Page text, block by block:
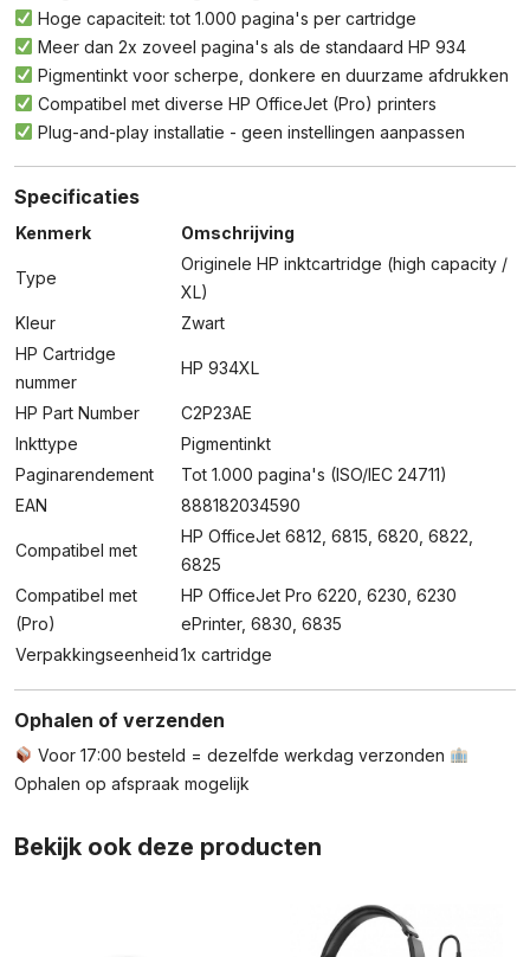
Hoge capaciteit: tot 1.000 pagina's per cartridge
Meer dan 2x zoveel pagina's als de standaard HP 934
Pigmentinkt voor scherpe, donkere en duurzame afdrukken
Compatibel met diverse HP OfficeJet (Pro) printers
Plug-and-play installatie - geen instellingen aanpassen
Specificaties
Kenmerk Omschrijving
Type
Originele HP inktcartridge (high capacity /
XL)
Kleur
Zwart
HP Cartridge
nummer
HP 934XL
HP Part Number
C2P23AE
Inkttype
Pigmentinkt
Paginarendement
Tot 1.000 pagina's (ISO/IEC 24711)
EAN
888182034590
Compatibel met
HP OfficeJet 6812, 6815, 6820, 6822,
6825
Compatibel met
(Pro)
HP OfficeJet Pro 6220, 6230, 6230
ePrinter, 6830, 6835
Verpakkingseenheid1x cartridge
Ophalen of verzenden
Voor 17:00 besteld = dezelfde werkdag verzonden
Ophalen op afspraak mogelijk
Bekijk ook deze producten